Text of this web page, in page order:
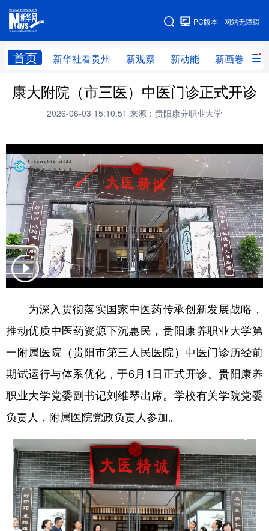
网站无障碍
PC版本
首页 新华社看贵州 新观察 新动能 新画卷
网站地图
新华社看贵州 新观察 新动能 新画卷
贵州要闻 贵州领导 人事 廉政
专题 访谈 直播 视频
畅游贵州 数字贵州 律动贵州 健康贵州
光影贵州 部门之窗 县区直达 企业速递
融媒联播 贵阳 遵义 安顺
六盘水 毕节 铜仁 黔东南
黔南 黔西南
地方频道
北京 天津 河北 山西
浙江 安徽 福建 江西
山东 河南 湖北
广东 广西 海南 重庆
四川 贵州 云南 西藏
陕西 甘肃 青海 宁夏
新疆 内蒙古 黑龙江
康大附院（市三医）中医门诊正式开诊
2026-06-03 15:10:51 来源：贵阳康养职业大学
为深入贯彻落实国家中医药传承创新发展战略，
推动优质中医药资源下沉惠民，贵阳康养职业大学第
一附属医院（贵阳市第三人民医院）中医门诊历经前
期试运行与体系优化，于6月1日正式开诊。贵阳康养
职业大学党委副书记刘维琴出席。学校有关学院党委
负责人，附属医院党政负责人参加。